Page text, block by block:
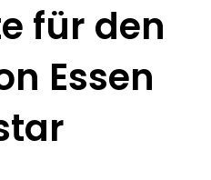
für den
Essen